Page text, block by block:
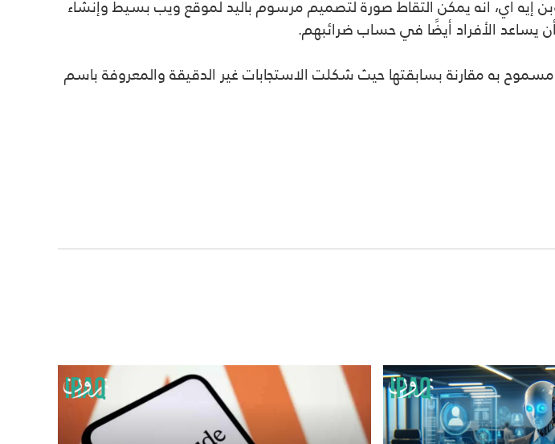
إيه آي، أنه يمكن التقاط صورة لتصميم مرسوم باليد لموقع ويب بسيط وإنشاء
احتمالًا بنسبة 82% لإظهار محتوى غير مسموح به مقارنة بسابقتها حيث شكلت الاستجابات غير الدقيقة والمعروفة باسم